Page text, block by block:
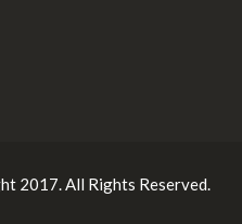
2017. All Rights Reserved.